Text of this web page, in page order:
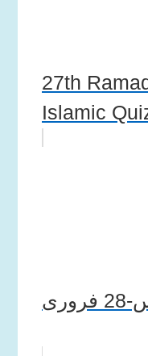
27th
Islamic